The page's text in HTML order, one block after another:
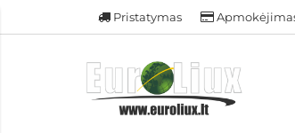
Pristatymas